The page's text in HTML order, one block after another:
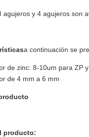
agujeros y 4 agujeros son
a continuación se
de zinc: 8-10um para ZP
de 4 mm a 6 mm
producto: